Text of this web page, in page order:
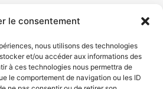
le consentement
nous utilisons des technologies
et/ou accéder aux informations des
à ces technologies nous permettra de
le comportement de navigation ou les ID